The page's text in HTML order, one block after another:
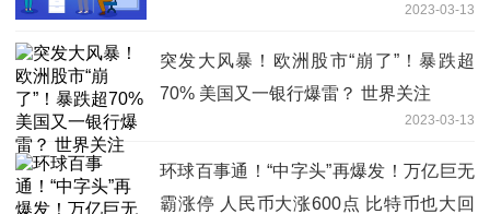
2023-03-13
突发大风暴！欧洲股市“崩了”！暴跌超
70% 美国又一银行爆雷？ 世界关注
2023-03-13
环球百事通！“中字头”再爆发！万亿巨无
霸涨停 人民币大涨600点 比特币也大回